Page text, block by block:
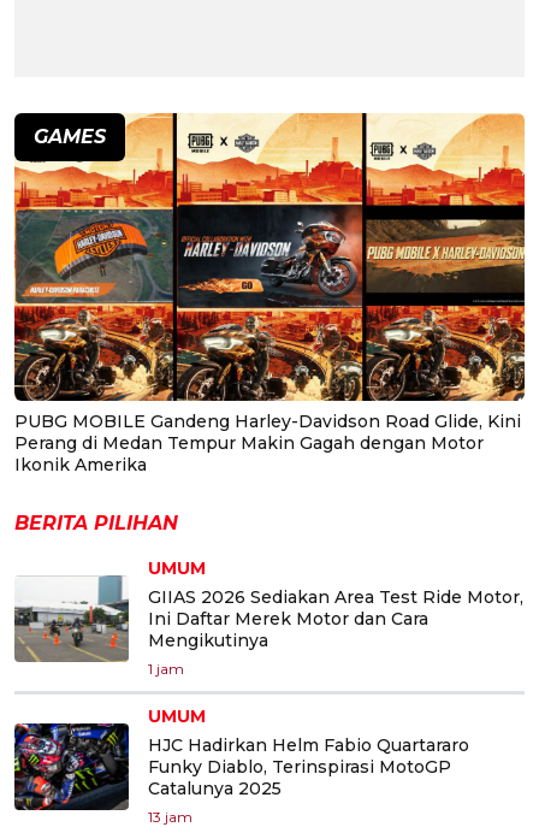
GAMES
PUBG MOBILE Gandeng Harley-Davidson Road Glide, Kini
Perang di Medan Tempur Makin Gagah dengan Motor
Ikonik Amerika
BERITA PILIHAN
UMUM
GIIAS 2026 Sediakan Area Test Ride Motor,
Ini Daftar Merek Motor dan Cara
Mengikutinya
1 jam
UMUM
HJC Hadirkan Helm Fabio Quartararo
Funky Diablo, Terinspirasi MotoGP
Catalunya 2025
13 jam